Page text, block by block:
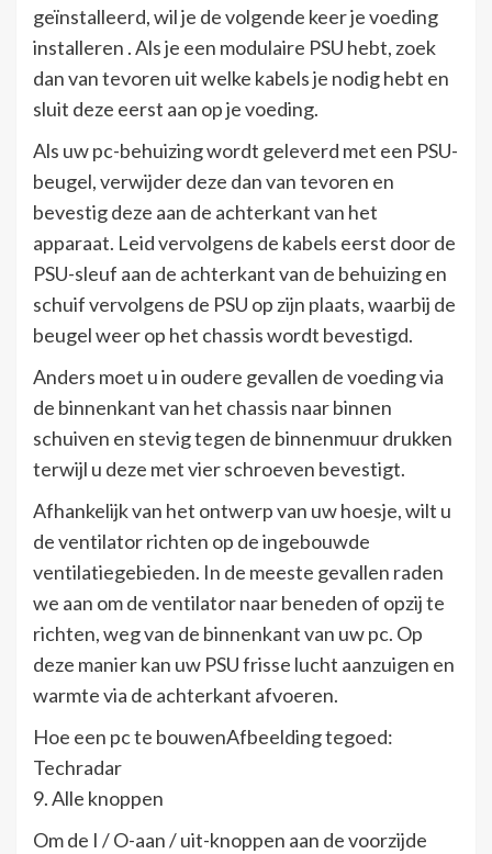
geïnstalleerd, wil je de volgende keer je voeding
installeren . Als je een modulaire PSU hebt, zoek
dan van tevoren uit welke kabels je nodig hebt en
sluit deze eerst aan op je voeding.
Als uw pc-behuizing wordt geleverd met een PSU-
beugel, verwijder deze dan van tevoren en
bevestig deze aan de achterkant van het
apparaat. Leid vervolgens de kabels eerst door de
PSU-sleuf aan de achterkant van de behuizing en
schuif vervolgens de PSU op zijn plaats, waarbij de
beugel weer op het chassis wordt bevestigd.
Anders moet u in oudere gevallen de voeding via
de binnenkant van het chassis naar binnen
schuiven en stevig tegen de binnenmuur drukken
terwijl u deze met vier schroeven bevestigt.
Afhankelijk van het ontwerp van uw hoesje, wilt u
de ventilator richten op de ingebouwde
ventilatiegebieden. In de meeste gevallen raden
we aan om de ventilator naar beneden of opzij te
richten, weg van de binnenkant van uw pc. Op
deze manier kan uw PSU frisse lucht aanzuigen en
warmte via de achterkant afvoeren.
Hoe een pc te bouwenAfbeelding tegoed:
Techradar
9. Alle knoppen
Om de I / O-aan / uit-knoppen aan de voorzijde